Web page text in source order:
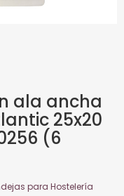
ala ancha
25x20
(6
para Hostelería